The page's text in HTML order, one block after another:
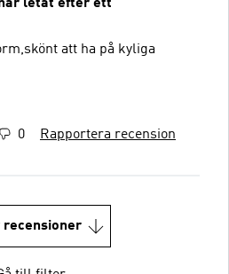
letat efter ett
att ha på kyliga
0 Rapportera recension
recensioner